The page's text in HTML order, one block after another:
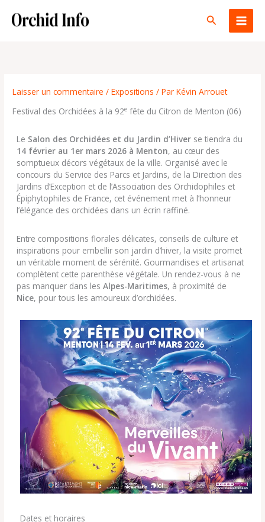
contenu
Rechercher
Laisser un commentaire /Expositions / ParKévin Arrouet
Festival des Orchidées à la 92e fête du Citron de Menton (06)
Le Salon des Orchidées et du Jardin d’Hiver se tiendra du
14 février au 1er mars 2026 à Menton, au cœur des
somptueux décors végétaux de la ville. Organisé avec le
concours du Service des Parcs et Jardins, de la Direction des
Jardins d’Exception et de l’Association des Orchidophiles et
Épiphytophiles de France, cet événement met à l’honneur
l’élégance des orchidées dans un écrin raffiné.
Entre compositions florales délicates, conseils de culture et
inspirations pour embellir son jardin d’hiver, la visite promet
un véritable moment de sérénité. Gourmandises et artisanat
complètent cette parenthèse végétale. Un rendez-vous à ne
pas manquer dans lesAlpes-Maritimes, à proximité de
Nice, pour tous les amoureux d’orchidées.
Dates et horaires